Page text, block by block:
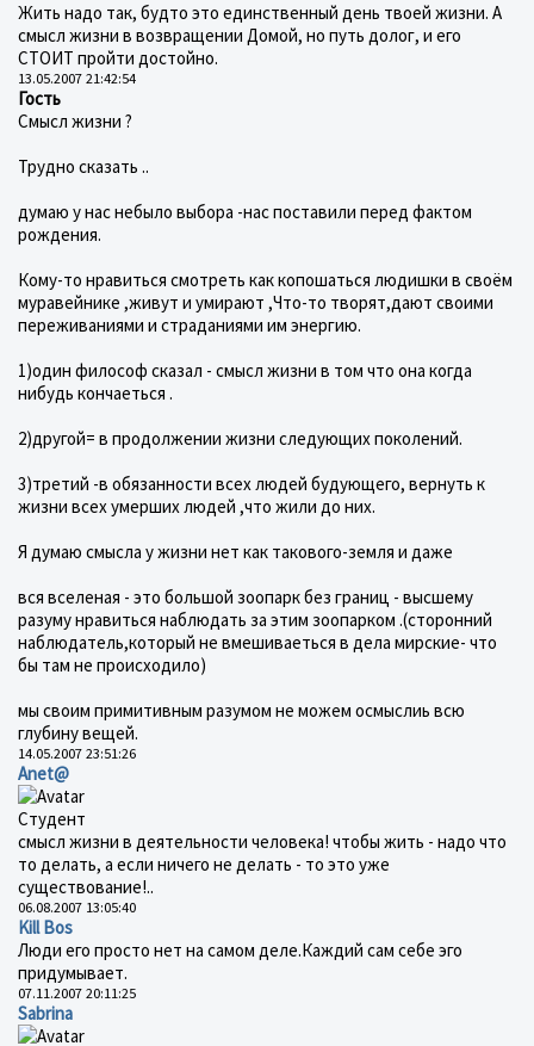
Жить надо так, будто это единственный день твоей жизни. А
смысл жизни в возвращении Домой, но путь долог, и его
СТОИТ пройти достойно.
13.05.2007 21:42:54
Гость
Смысл жизни ?
Трудно сказать ..
думаю у нас небыло выбора -нас поставили перед фактом
рождения.
Кому-то нравиться смотреть как копошаться людишки в своём
муравейнике ,живут и умирают ,Что-то творят,дают своими
переживаниями и страданиями им энергию.
1)один философ сказал - смысл жизни в том что она когда
нибудь кончаеться .
2)другой= в продолжении жизни следующих поколений.
3)третий -в обязанности всех людей будующего, вернуть к
жизни всех умерших людей ,что жили до них.
Я думаю смысла у жизни нет как такового-земля и даже
вся вселеная - это большой зоопарк без границ - высшему
разуму нравиться наблюдать за этим зоопарком .(сторонний
наблюдатель,который не вмешиваеться в дела мирские- что
бы там не происходило)
мы своим примитивным разумом не можем осмыслиь всю
глубину вещей.
14.05.2007 23:51:26
Anet@
Студент
смысл жизни в деятельности человека! чтобы жить - надо что
то делать, а если ничего не делать - то это уже
существование!..
06.08.2007 13:05:40
Kill Bos
Люди его просто нет на самом деле.Каждий сам себе эго
придумывает.
07.11.2007 20:11:25
Sabrina